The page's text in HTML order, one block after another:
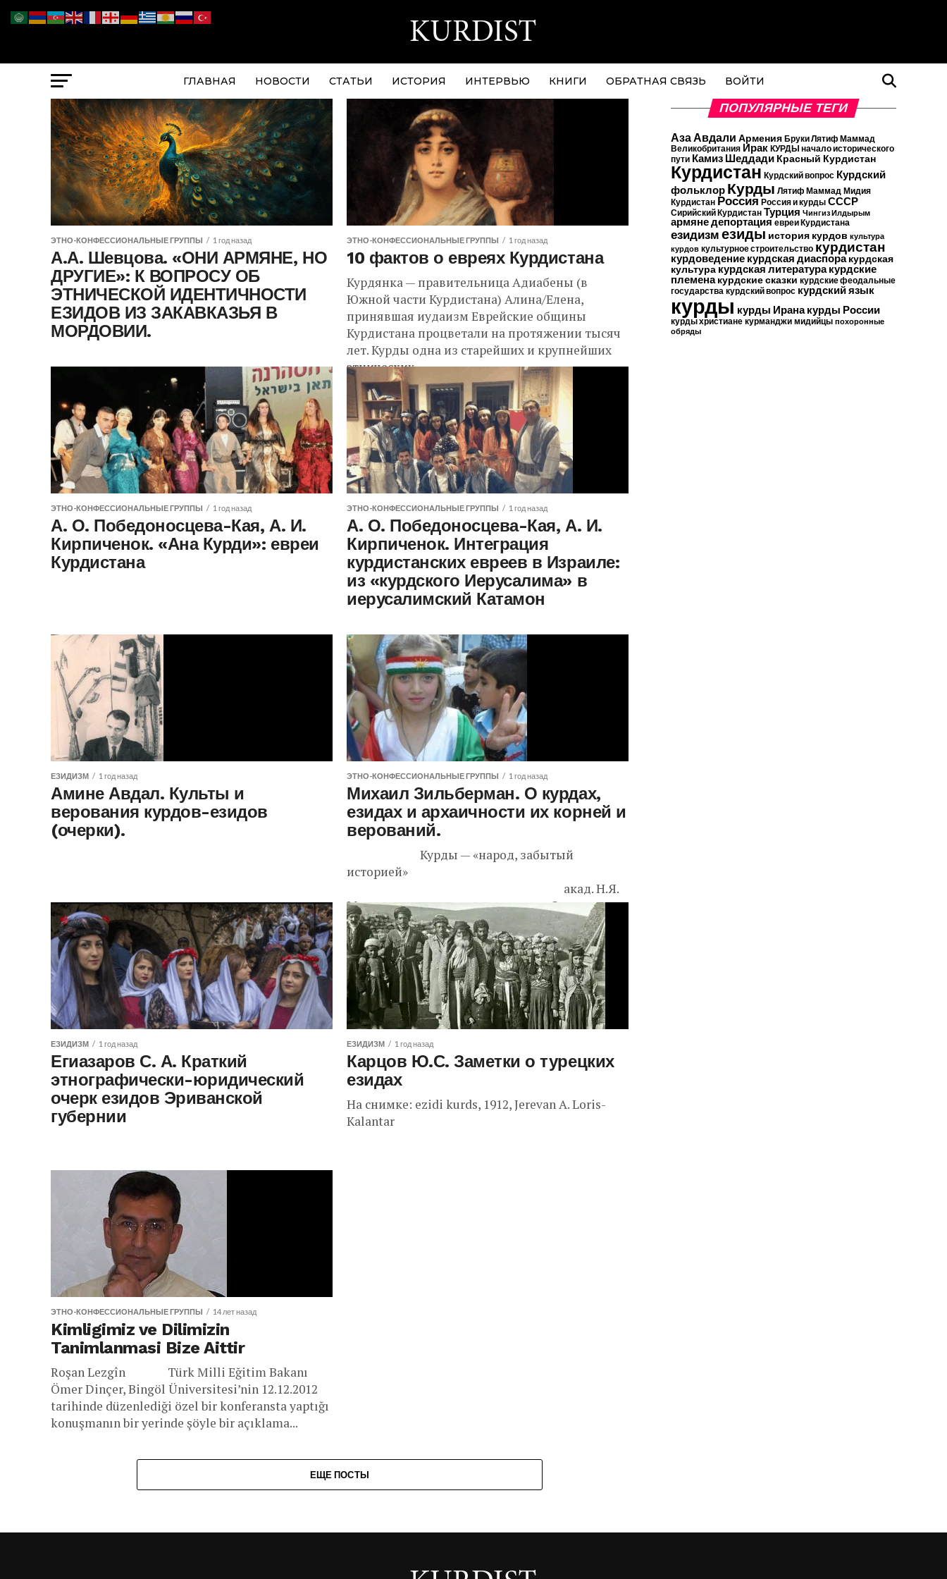
ГЛАВНАЯ НОВОСТИ СТАТЬИ ИСТОРИЯ ИНТЕРВЬЮ КНИГИ ОБРАТНАЯ СВЯЗЬ ВОЙТИ
ЭТНО-КОНФЕССИОНАЛЬНЫЕ ГРУППЫ 1 год назад
А.А. Шевцова. «ОНИ АРМЯНЕ, НО
ДРУГИЕ»: К ВОПРОСУ ОБ
ЭТНИЧЕСКОЙ ИДЕНТИЧНОСТИ
ЕЗИДОВ ИЗ ЗАКАВКАЗЬЯ В
МОРДОВИИ.
ЭТНО-КОНФЕССИОНАЛЬНЫЕ ГРУППЫ 1 год назад
10 фактов о евреях Курдистана
Курдянка — правительница Адиабены (в
Южной части Курдистана) Алина/Елена,
принявшая иудаизм Еврейские общины
Курдистана процветали на протяжении тысяч
лет. Курды одна из старейших и крупнейших
этнических...
ЭТНО-КОНФЕССИОНАЛЬНЫЕ ГРУППЫ 1 год назад
А. О. Победоносцева-Кая, А. И.
Кирпиченок. «Ана Курди»: евреи
Курдистана
ЭТНО-КОНФЕССИОНАЛЬНЫЕ ГРУППЫ 1 год назад
А. О. Победоносцева-Кая, А. И.
Кирпиченок. Интеграция
курдистанских евреев в Израиле:
из «курдского Иерусалима» в
иерусалимский Катамон
ЕЗИДИЗМ 1 год назад
Амине Авдал. Культы и
верования курдов-езидов
(очерки).
ЭТНО-КОНФЕССИОНАЛЬНЫЕ ГРУППЫ 1 год назад
Михаил Зильберман. О курдах,
езидах и архаичности их корней и
верований.
Курды — «народ, забытый
историей»
акад. Н.Я.
Марр О курдах.
Уже много лет суждения об истоках,
этнических корнях курдского народа,
неоднозначны и...
ЕЗИДИЗМ 1 год назад
Егиазаров С. А. Краткий
этнографически-юридический
очерк езидов Эриванской
губернии
ЕЗИДИЗМ 1 год назад
Карцов Ю.С. Заметки о турецких
езидах
На снимке: ezidi kurds, 1912, Jerevan A. Loris-
Kalantar
ЭТНО-КОНФЕССИОНАЛЬНЫЕ ГРУППЫ 14 лет назад
Kimligimiz ve Dilimizin
Tanimlanmasi Bize Aittir
Roşan Lezgîn Türk Milli Eğitim Bakanı
Ömer Dinçer, Bingöl Üniversitesi’nin 12.12.2012
tarihinde düzenlediği özel bir konferansta yaptığı
konuşmanın bir yerinde şöyle bir açıklama...
ЕЩЕ ПОСТЫ
ПОПУЛЯРНЫЕ ТЕГИ
Аза Авдали Армения Бруки Лятиф Маммад
Великобритания Ирак КУРДЫ начало исторического
пути Камиз Шеддади Красный Курдистан
Курдистан Курдский вопрос Курдский
фольклор Курды Лятиф Маммад Мидия
Курдистан Россия Россия и курды СССР
Сирийский Курдистан Турция Чингиз Илдырым
армянедепортация евреи Курдистана
езидизмезиды история курдов культура
курдов культурное строительство курдистан
курдоведение курдская диаспора курдская
культура курдская литература курдские
племена курдские сказки курдские феодальные
государства курдский вопрос курдский язык
курды курды Ирана курды России
курды христиане курманджи мидийцы похоронные
обряды